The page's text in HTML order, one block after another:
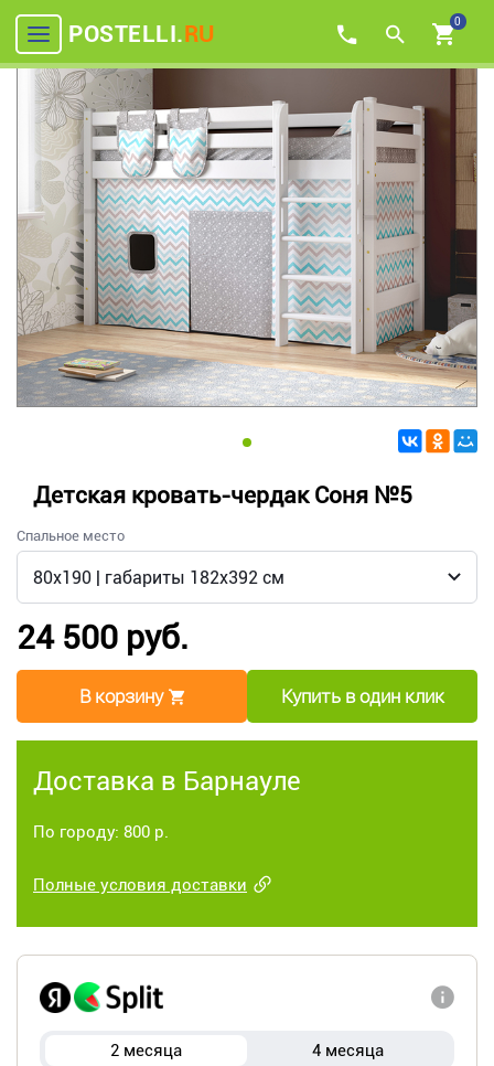
POSTELLI.RU 0
Детская кровать-чердак Соня №5
Спальное место
24 500 руб.
В корзину Купить в один клик
Доставка в Барнауле
По городу: 800 р.
Полные условия доставки
2 месяца 4 месяца